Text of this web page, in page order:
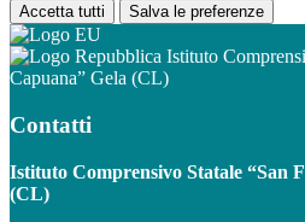
Accetta tutti Salva le preferenze
Istituto
Capuana” Gela (CL)
Contatti
Istituto Comprensivo Statale “San
(CL)